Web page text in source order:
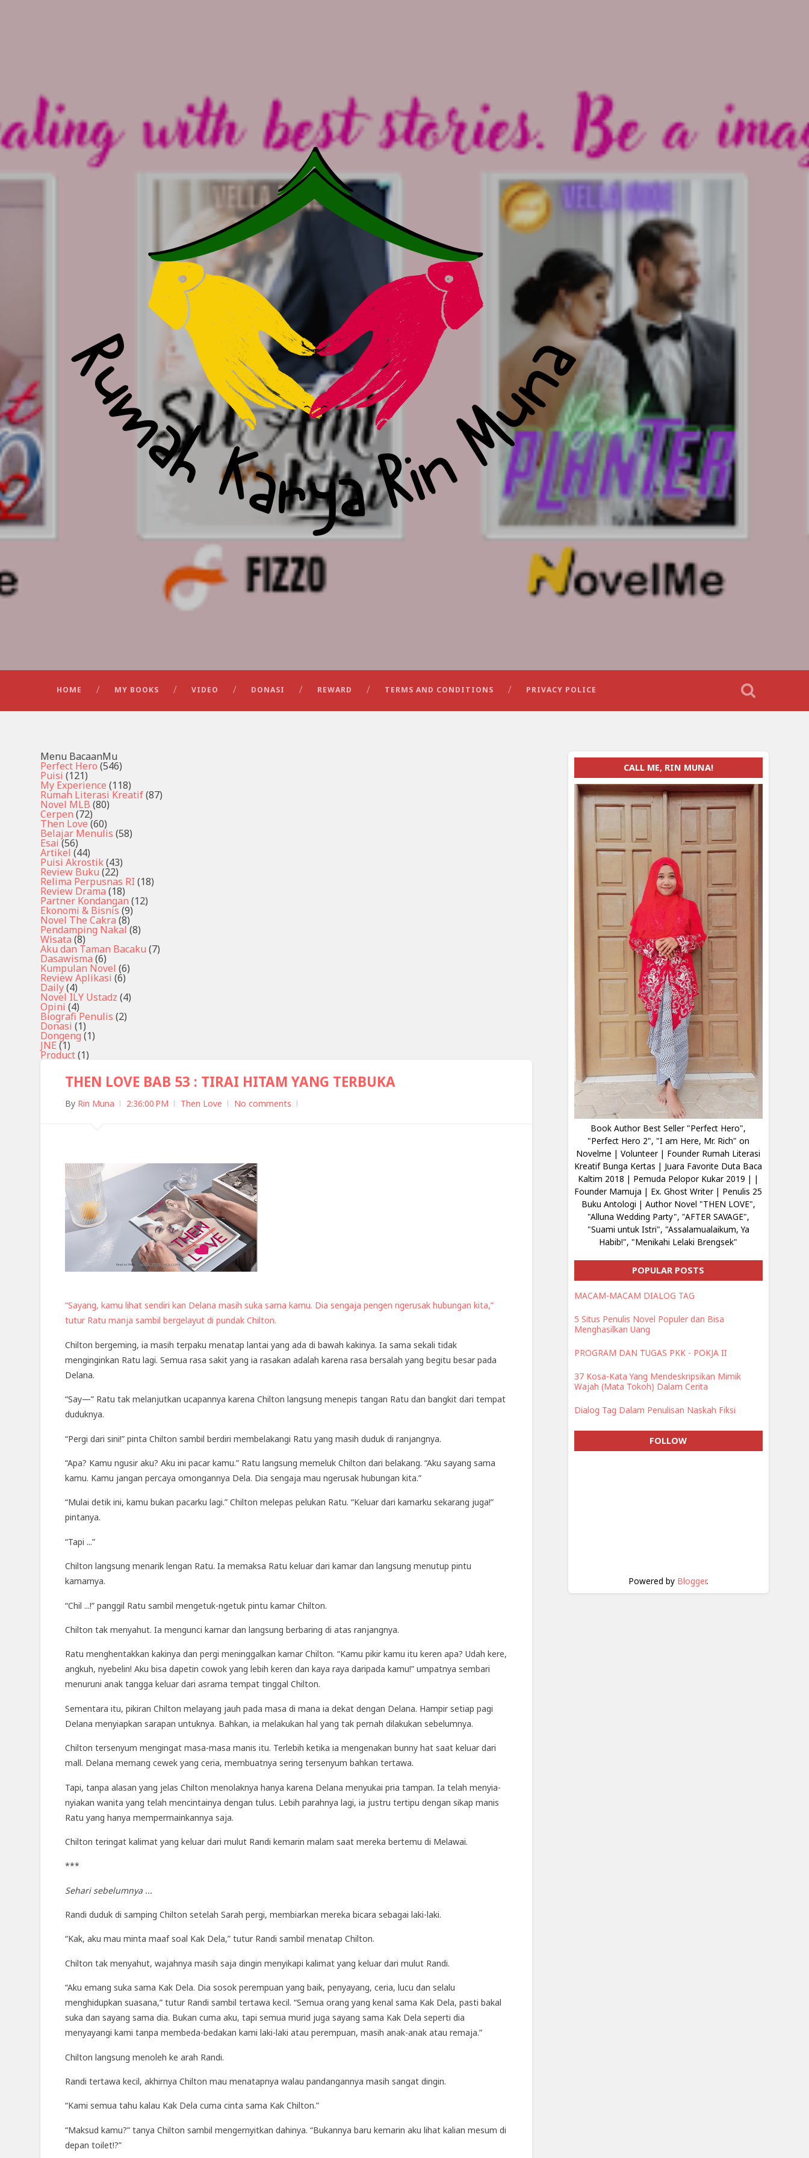
HOME MY BOOKS VIDEO DONASI REWARD TERMS AND CONDITIONS PRIVACY POLICE
Menu BacaanMu
Perfect Hero (546)
Puisi (121)
My Experience (118)
Rumah Literasi Kreatif(87)
Novel MLB (80)
Cerpen (72)
Then Love (60)
Belajar Menulis (58)
Esai (56)
Artikel (44)
Puisi Akrostik(43)
Review Buku (22)
Relima Perpusnas RI (18)
Review Drama (18)
Partner Kondangan (12)
Ekonomi & Bisnis (9)
Novel The Cakra (8)
Pendamping Nakal(8)
Wisata (8)
Aku dan Taman Bacaku (7)
Dasawisma (6)
Kumpulan Novel (6)
Review Aplikasi (6)
Daily(4)
Novel ILY Ustadz (4)
Opini (4)
Biografi Penulis (2)
Donasi (1)
Dongeng (1)
JNE (1)
Product(1)
THEN LOVE BAB 53 : TIRAI HITAM YANG TERBUKA
By Rin Muna 2:36:00 PM Then Love No comments
“Sayang, kamu lihat sendiri kan Delana masih suka sama kamu. Dia sengaja pengen ngerusak hubungan kita,”
tutur Ratu manja sambil bergelayut di pundak Chilton.
Chilton bergeming, ia masih terpaku menatap lantai yang ada di bawah kakinya. Ia sama sekali tidak
menginginkan Ratu lagi. Semua rasa sakit yang ia rasakan adalah karena rasa bersalah yang begitu besar pada
Delana.
“Say—” Ratu tak melanjutkan ucapannya karena Chilton langsung menepis tangan Ratu dan bangkit dari tempat
duduknya.
“Pergi dari sini!” pinta Chilton sambil berdiri membelakangi Ratu yang masih duduk di ranjangnya.
“Apa? Kamu ngusir aku? Aku ini pacar kamu.” Ratu langsung memeluk Chilton dari belakang. “Aku sayang sama
kamu. Kamu jangan percaya omongannya Dela. Dia sengaja mau ngerusak hubungan kita.”
“Mulai detik ini, kamu bukan pacarku lagi.” Chilton melepas pelukan Ratu. “Keluar dari kamarku sekarang juga!”
pintanya.
“Tapi ...”
Chilton langsung menarik lengan Ratu. Ia memaksa Ratu keluar dari kamar dan langsung menutup pintu
kamarnya.
“Chil ...!” panggil Ratu sambil mengetuk-ngetuk pintu kamar Chilton.
Chilton tak menyahut. Ia mengunci kamar dan langsung berbaring di atas ranjangnya.
Ratu menghentakkan kakinya dan pergi meninggalkan kamar Chilton. “Kamu pikir kamu itu keren apa? Udah kere,
angkuh, nyebelin! Aku bisa dapetin cowok yang lebih keren dan kaya raya daripada kamu!” umpatnya sembari
menuruni anak tangga keluar dari asrama tempat tinggal Chilton.
Sementara itu, pikiran Chilton melayang jauh pada masa di mana ia dekat dengan Delana. Hampir setiap pagi
Delana menyiapkan sarapan untuknya. Bahkan, ia melakukan hal yang tak pernah dilakukan sebelumnya.
Chilton tersenyum mengingat masa-masa manis itu. Terlebih ketika ia mengenakan bunny hat saat keluar dari
mall. Delana memang cewek yang ceria, membuatnya sering tersenyum bahkan tertawa.
Tapi, tanpa alasan yang jelas Chilton menolaknya hanya karena Delana menyukai pria tampan. Ia telah menyia-
nyiakan wanita yang telah mencintainya dengan tulus. Lebih parahnya lagi, ia justru tertipu dengan sikap manis
Ratu yang hanya mempermainkannya saja.
Chilton teringat kalimat yang keluar dari mulut Randi kemarin malam saat mereka bertemu di Melawai.
***
Sehari sebelumnya ...
Randi duduk di samping Chilton setelah Sarah pergi, membiarkan mereka bicara sebagai laki-laki.
“Kak, aku mau minta maaf soal Kak Dela,” tutur Randi sambil menatap Chilton.
Chilton tak menyahut, wajahnya masih saja dingin menyikapi kalimat yang keluar dari mulut Randi.
“Aku emang suka sama Kak Dela. Dia sosok perempuan yang baik, penyayang, ceria, lucu dan selalu
menghidupkan suasana,” tutur Randi sambil tertawa kecil. “Semua orang yang kenal sama Kak Dela, pasti bakal
suka dan sayang sama dia. Bukan cuma aku, tapi semua murid juga sayang sama Kak Dela seperti dia
menyayangi kami tanpa membeda-bedakan kami laki-laki atau perempuan, masih anak-anak atau remaja.”
Chilton langsung menoleh ke arah Randi.
Randi tertawa kecil, akhirnya Chilton mau menatapnya walau pandangannya masih sangat dingin.
“Kami semua tahu kalau Kak Dela cuma cinta sama Kak Chilton.”
“Maksud kamu?” tanya Chilton sambil mengernyitkan dahinya. “Bukannya baru kemarin aku lihat kalian mesum di
depan toilet!?”
CALL ME, RIN MUNA!
Book Author Best Seller "Perfect Hero",
"Perfect Hero 2", "I am Here, Mr. Rich" on
Novelme | Volunteer | Founder Rumah Literasi
Kreatif Bunga Kertas | Juara Favorite Duta Baca
Kaltim 2018 | Pemuda Pelopor Kukar 2019 | |
Founder Mamuja | Ex. Ghost Writer | Penulis 25
Buku Antologi | Author Novel "THEN LOVE",
"Alluna Wedding Party", "AFTER SAVAGE",
"Suami untuk Istri", "Assalamualaikum, Ya
Habib!", "Menikahi Lelaki Brengsek"
POPULAR POSTS
MACAM-MACAM DIALOG TAG
5 Situs Penulis Novel Populer dan Bisa
Menghasilkan Uang
PROGRAM DAN TUGAS PKK - POKJA II
37 Kosa-Kata Yang Mendeskripsikan Mimik
Wajah (Mata Tokoh) Dalam Cerita
Dialog Tag Dalam Penulisan Naskah Fiksi
FOLLOW
Powered by Blogger.